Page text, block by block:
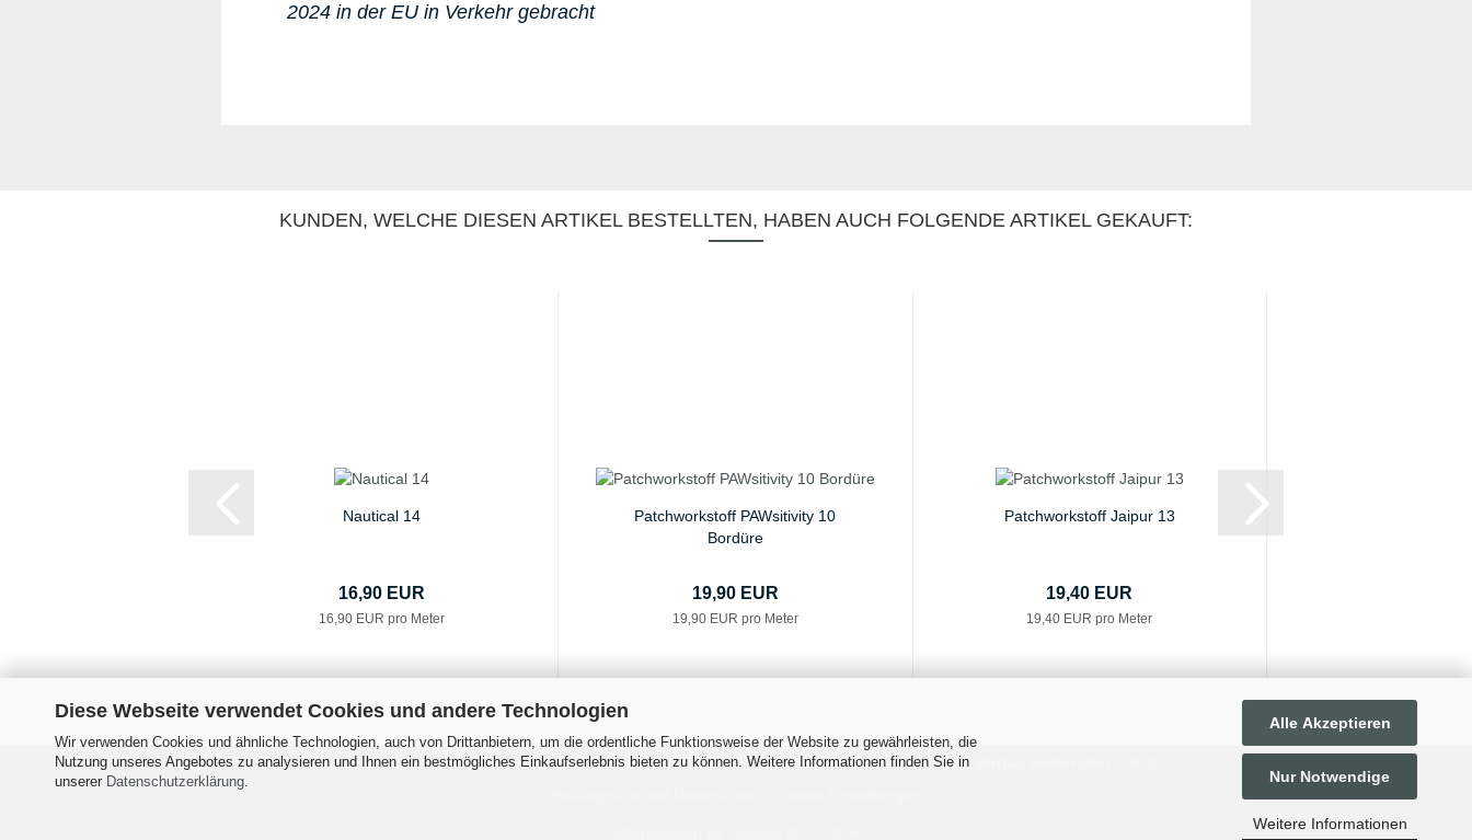
Diese Webseite verwendet Cookies und andere Technologien
Wir verwenden Cookies und ähnliche Technologien, auch von Drittanbietern, um die ordentliche Funktionsweise der Website zu gewährleisten, die
Nutzung unseres Angebotes zu analysieren und Ihnen ein bestmögliches Einkaufserlebnis bieten zu können. Weitere Informationen finden Sie in
unserer Datenschutzerklärung
Alle Akzeptieren
Nur Notwendige
Weitere Informationen
2024 in der EU in Verkehr gebracht
KUNDEN, WELCHE DIESEN ARTIKEL BESTELLTEN, HABEN AUCH FOLGENDE ARTIKEL GEKAUFT:
Nautical 14
16,90 EUR
16,90 EUR pro Meter
Patchworkstoff PAWsitivity 10
Bordüre
19,90 EUR
19,90 EUR pro Meter
Patchworkstoff Jaipur 13
19,40 EUR
19,40 EUR pro Meter
Impressum Versand- & Zahlungsbedingungen Widerrufsrecht & Muster-Widerrufsformular